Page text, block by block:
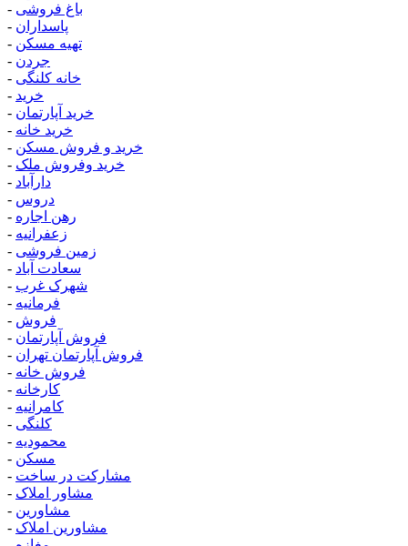
- باغ فروشی
- پاسداران
- تهیه مسکن
- جردن
- خانه کلنگی
- خرید
- خرید آپارتمان
- خرید خانه
- خرید و فروش مسکن
- خرید وفروش ملک
- دارآباد
- دروس
- رهن اجاره
- زعفرانیه
- زمین فروشی
- سعادت آباد
- شهرک غرب
- فرمانیه
- فروش
- فروش آپارتمان
- فروش آپارتمان تهران
- فروش خانه
- کارخانه
- کامرانیه
- کلنگی
- محمودیه
- مسکن
- مشارکت در ساخت
- مشاور املاک
- مشاورین
- مشاورین املاک